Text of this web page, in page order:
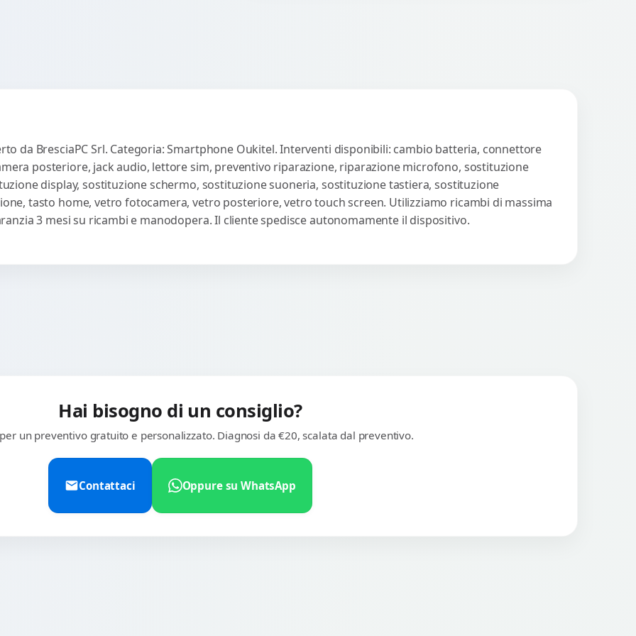
da BresciaPC Srl. Categoria: Smartphone Oukitel. Interventi disponibili: cambio batteria, connettore
posteriore, jack audio, lettore sim, preventivo riparazione, riparazione microfono, sostituzione
display, sostituzione schermo, sostituzione suoneria, sostituzione tastiera, sostituzione
tasto home, vetro fotocamera, vetro posteriore, vetro touch screen. Utilizziamo ricambi di massima
3 mesi su ricambi e manodopera. Il cliente spedisce autonomamente il dispositivo.
Hai bisogno di un consiglio?
un preventivo gratuito e personalizzato. Diagnosi da €20, scalata dal preventivo.
Contattaci Oppure su WhatsApp